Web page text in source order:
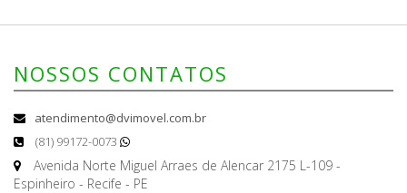
NOSSOS CONTATOS
atendimento@dvimovel.com.br
(81) 99172-0073
Avenida Norte Miguel Arraes de Alencar 2175 L-109 -
Espinheiro - Recife - PE